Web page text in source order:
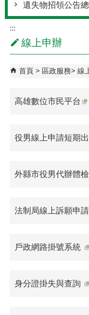
遺失物招領公告
:::
線上申辦
首頁 區政服務 線
高雄數位市民平台
役男線上申請短期
外縣市役男代辦體
法制局線上訴願申
戶政網路掛號系統
身分證掛失與查詢